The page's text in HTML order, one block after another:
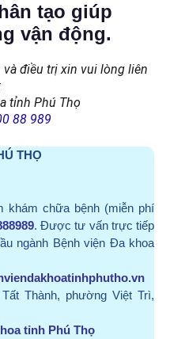
tạo giúp
vận động.
điều trị xin vui lòng liên
tỉnh Phú Thọ
88 989
THỌ
khám chữa bệnh (miễn phí
. Được tư vấn trực tiếp
ngành Bệnh viện Đa khoa
Thành, phường Việt Trì,
tỉnh Phú Thọ